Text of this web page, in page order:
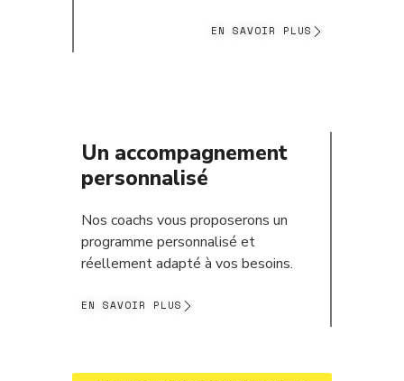
EN SAVOIR PLUS
Un accompagnement
personnalisé
Nos coachs vous proposerons un
programme personnalisé et
réellement adapté à vos besoins.
EN SAVOIR PLUS